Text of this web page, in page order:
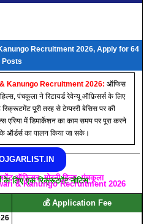
Recruitment 2026, Apply for 64
Posts
Kanungo Recruitment 2026: ऑफिस
पंचकूला ने रिटायर्ड रेवेन्यू ऑफ़िसर्स के लिए
पूरी तरह से टेम्पररी बेसिस पर की
एरिया में डिमार्केशन का काम समय पर पूरा करने
ऑर्डर्स का पालन किया जा सके।
ऑफ़िसर, मोरनी हिल्स, पंचकूला
के लिए एक रिक्रूटमेंट नोटिस
& Kanungo Recruitment 2026
💰 Application Fee